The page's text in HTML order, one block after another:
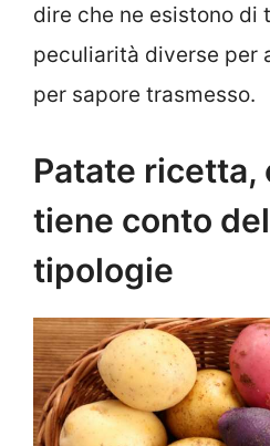
dire che ne esistono di
peculiarità diverse per
per sapore trasmesso.
Patate ricetta,
tiene conto
tipologie